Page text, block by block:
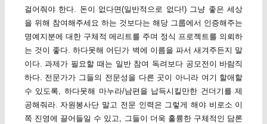
걸어줘야 한다. 돈이 없다면(일반적으로 없다!) 그냥 좋은 세상
을 위해 참여해주세요 하는 것보다는 해당 그룹에서 인증해주는
명예지분에 대한 구체적 메리트를 주며 정식 프로젝트를 의뢰하
는 것이 좋다. 하다못해 어딘가 벽에 이름을 파서 새겨주든지 말
이다. 과제가 필요할 때는 일반 참여 독려보다 공모전이 바람직
하다. 전문가가 그들의 전문성을 다른 곳이 아니라 여기 할애할
수 있도록, 하다못해 마누라/남편을 납득시킬만한 건더기를 제
공해줘라. 자원봉사단 말고 전문 인력은 그렇게 해야 비로소 이
쪽 진영에 끌어들일 수 있고, 그들이 더욱 훌륭한 구체적인 담론